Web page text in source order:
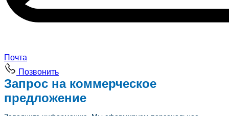
Почта
Позвонить
Запрос на коммерческое
предложение